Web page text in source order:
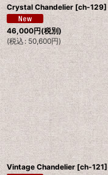
Crystal Chandelier [ch-129]
46,000円(税別)
(税込: 50,600円)
Vintage Chandelier [ch-121]